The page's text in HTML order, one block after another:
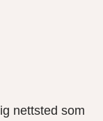
nettsted som